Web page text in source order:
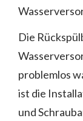
Die
problemlos
ist die
und